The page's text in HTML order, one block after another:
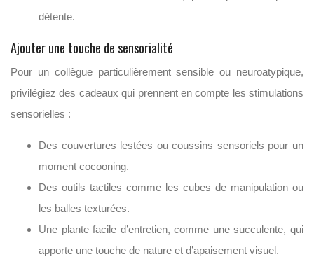
détente.
Ajouter une touche de sensorialité
Pour un collègue particulièrement sensible ou neuroatypique,
privilégiez des cadeaux qui prennent en compte les stimulations
sensorielles :
Des couvertures lestées ou coussins sensoriels pour un
moment cocooning.
Des outils tactiles comme les cubes de manipulation ou
les balles texturées.
Une plante facile d’entretien, comme une succulente, qui
apporte une touche de nature et d’apaisement visuel.